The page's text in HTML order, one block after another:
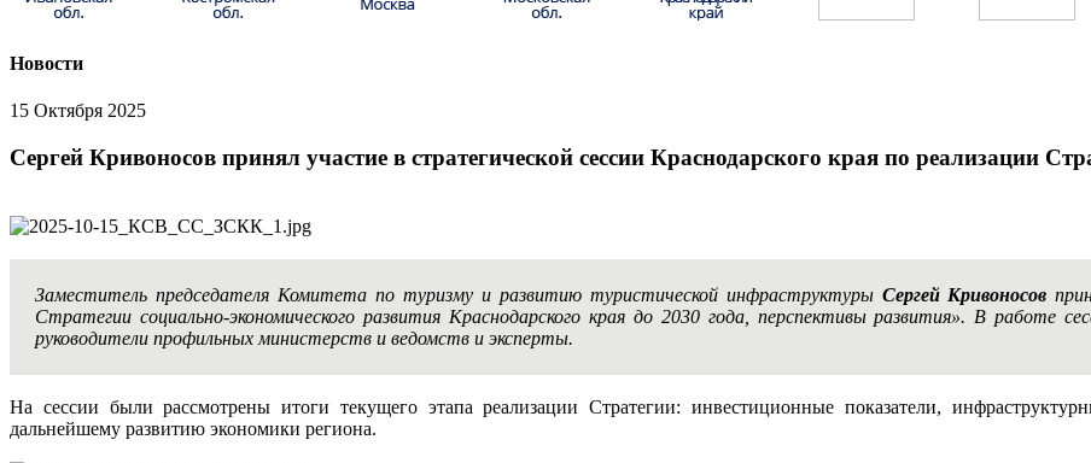
Новости
15 Октября 2025
Сергей Кривоносов принял участие в стратегической сессии Краснодарского края по реализации
Заместитель председателя Комитета по туризму и развитию туристической инфраструктуры Сергей Кривоносов
Стратегии социально-экономического развития Краснодарского края до 2030 года, перспективы развития». В работе
руководители профильных министерств и ведомств и эксперты.
На сессии были рассмотрены итоги текущего этапа реализации Стратегии: инвестиционные показатели,
дальнейшему развитию экономики региона.